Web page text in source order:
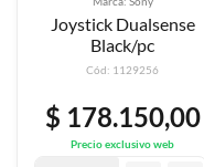
Joystick Dualsense
Black/pc
Cód: 1129256
$ 178.150,00
Precio exclusivo web